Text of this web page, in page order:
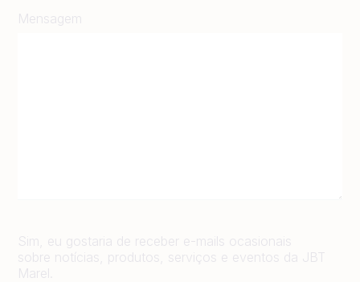
Mensagem
Sim, eu gostaria de receber e-mails ocasionais
sobre notícias, produtos, serviços e eventos da JBT
Marel.